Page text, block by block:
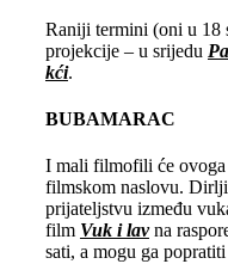
Raniji termini (oni u 18
projekcije – u srijedu
kći.
BUBAMARAC
I mali filmofili će ovoga
filmskom naslovu.
prijateljstvu između
film Vuk i lavna
sati, a mogu ga